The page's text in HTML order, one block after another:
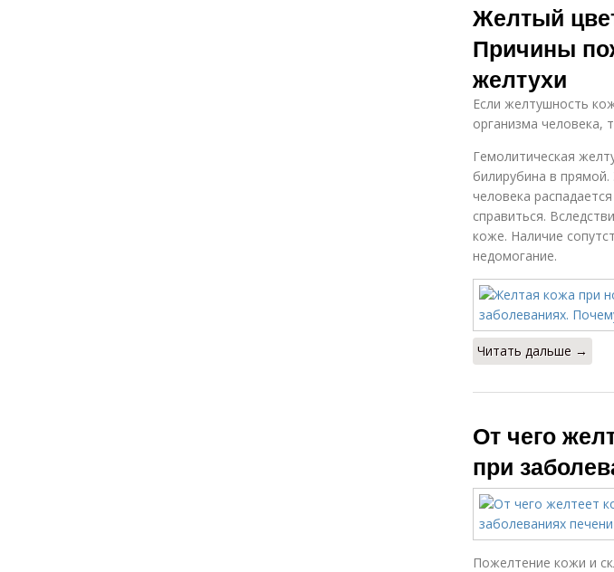
Желтый
Причины
желтухи
Если желтушность
организма человека,
Гемолитическая
билирубина в
человека
справиться.
коже. Наличие
недомогание.
Читать дальше →
От чего
при
Пожелтение кожи и